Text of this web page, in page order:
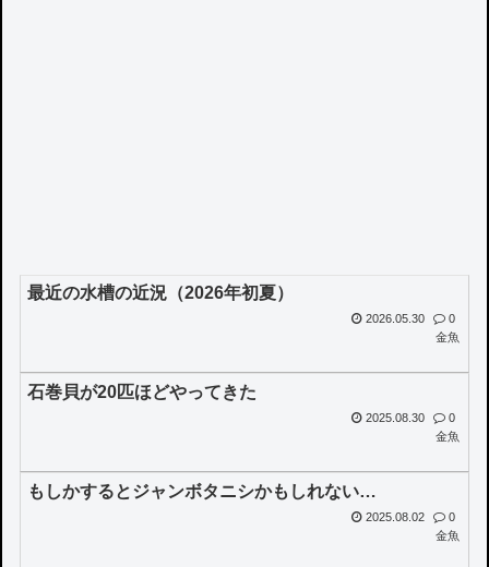
最近の水槽の近況（2026年初夏）
2026.05.30
0
金魚
石巻貝が20匹ほどやってきた
2025.08.30
0
金魚
もしかするとジャンボタニシかもしれない…
2025.08.02
0
金魚